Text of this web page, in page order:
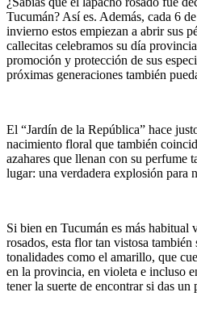
Tucumán? Así es. Además, cada 6
invierno estos empiezan a abrir sus
callecitas celebramos su día
promoción y protección de sus
próximas generaciones también
El “Jardín de la República” hace
nacimiento floral que también
azahares que llenan con su perfume
lugar: una verdadera explosión para
Si bien en Tucumán es más habitual
rosados, esta flor tan vistosa
tonalidades como el amarillo, que
en la provincia, en violeta e incluso
tener la suerte de encontrar si das un